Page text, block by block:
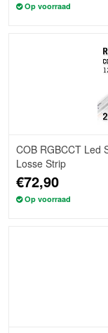
Op voorraad
COB RGBCCT Led
Losse Strip
€72,90
Op voorraad